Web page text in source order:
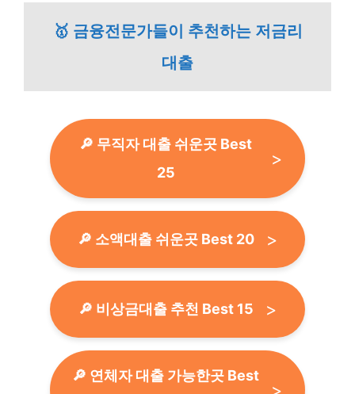
🥇 금융전문가들이 추천하는 저금리
대출
🔎 무직자 대출 쉬운곳 Best
25
🔎 소액대출 쉬운곳 Best 20
🔎 비상금대출 추천 Best 15
🔎 연체자 대출 가능한곳 Best